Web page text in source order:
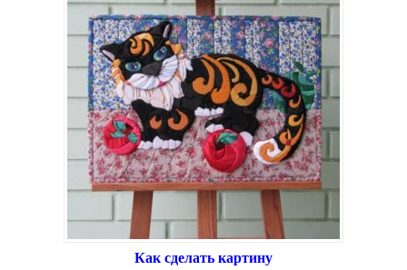
Как сделать картину